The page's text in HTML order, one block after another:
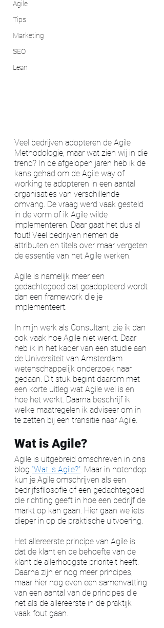
Agile
Tips
Marketing
SEO
Lean
Veel bedrijven adopteren de Agile
Methodologie, maar wat zien wij in die
trend? In de afgelopen jaren heb ik de
kans gehad om de Agile way of
working te adopteren in een aantal
organisaties van verschillende
omvang. De vraag werd vaak gesteld
in de vorm of ik Agile wilde
implementeren. Daar gaat het dus al
fout! Veel bedrijven nemen de
attributen en titels over maar vergeten
de essentie van het Agile werken.
Agile is namelijk meer een
gedachtegoed dat geadopteerd wordt
dan een framework die je
implementeert.
In mijn werk als Consultant, zie ik dan
ook vaak hoe Agile niet werkt. Daar
heb ik in het kader van een studie aan
de Universiteit van Amsterdam
wetenschappelijk onderzoek naar
gedaan. Dit stuk begint daarom met
een korte uitleg wat Agile wel is en
hoe het werkt. Daarna beschrijf ik
welke maatregelen ik adviseer om in
te zetten bij een transitie naar Agile.
Wat is Agile?
Agile is uitgebreid omschreven in ons
blog “Wat is Agile?”. Maar in notendop
kun je Agile omschrijven als een
bedrijfsfilosofie of een gedachtegoed
die richting geeft in hoe een bedrijf de
markt op kan gaan. Hier gaan we iets
dieper in op de praktische uitvoering.
Het allereerste principe van Agile is
dat de klant en de behoefte van de
klant de allerhoogste prioriteit heeft.
Daarna zijn er nog meer principes,
maar hier nog even een samenvatting
van een aantal van de principes die
net als de allereerste in de praktijk
vaak fout gaan.